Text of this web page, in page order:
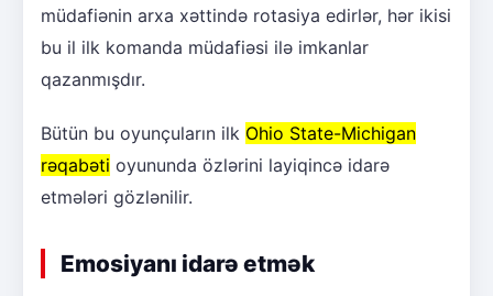
müdafiənin arxa xəttində rotasiya edirlər, hər ikisi
bu il ilk komanda müdafiəsi ilə imkanlar
qazanmışdır.
Bütün bu oyunçuların ilk Ohio State-Michigan
rəqabəti oyununda özlərini layiqincə idarə
etmələri gözlənilir.
Emosiyanı idarə etmək